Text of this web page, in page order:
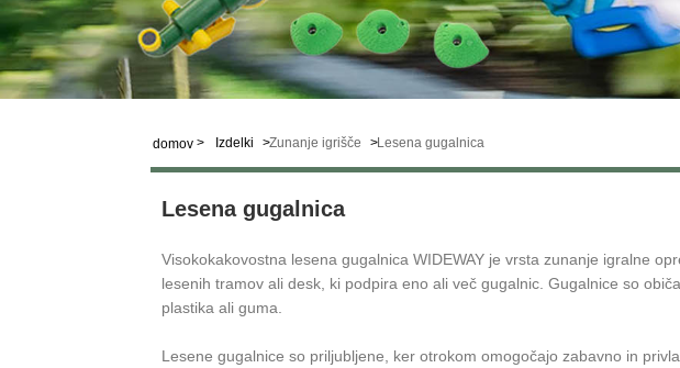
domov > Izdelki >Zunanje igrišče >Lesena gugalnica
Lesena gugalnica
Visokokakovostna lesena gugalnica WIDEWAY je vrsta zunanje igralne
lesenih tramov ali desk, ki podpira eno ali več gugalnic. Gugalnice so
plastika ali guma.
Lesene gugalnice so priljubljene, ker otrokom omogočajo zabavno in